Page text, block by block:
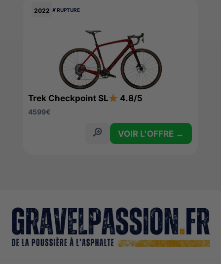
2022 ✘ RUPTURE
Trek Checkpoint SL 4.8/5
4599€
VOIR L'OFFRE →